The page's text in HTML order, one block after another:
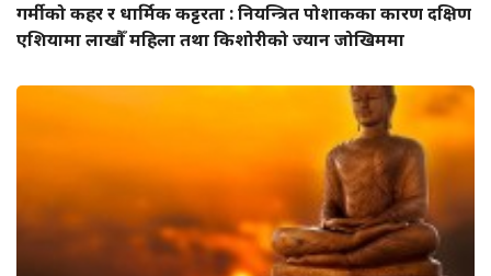
गर्मीको कहर र धार्मिक कट्टरता : नियन्त्रित पोशाकका कारण दक्षिण
एशियामा लाखौँ महिला तथा किशोरीको ज्यान जोखिममा